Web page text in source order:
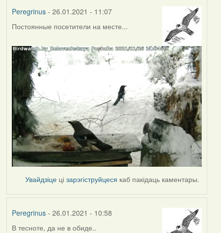
Peregrinus- 26.01.2021 - 11:07
Постоянные посетители на месте...
Увайдзіце цізарэгіструйцеся каб пакідаць каментары.
Peregrinus- 26.01.2021 - 10:58
В тесноте, да не в обиде..